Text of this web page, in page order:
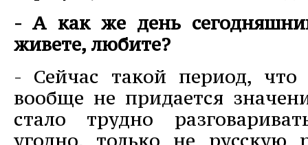
- А как же день
живете, любите?
- Сейчас такой период, что
вообще не придается
стало трудно
угодно, только не русскую